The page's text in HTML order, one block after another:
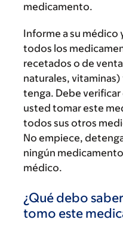
medicamento.
Informe a su médico
todos los
recetados o de
naturales,
tenga. Debe verificar
usted tomar este
todos sus otros
No empiece,
ningún
médico.
¿Qué debo
tomo este